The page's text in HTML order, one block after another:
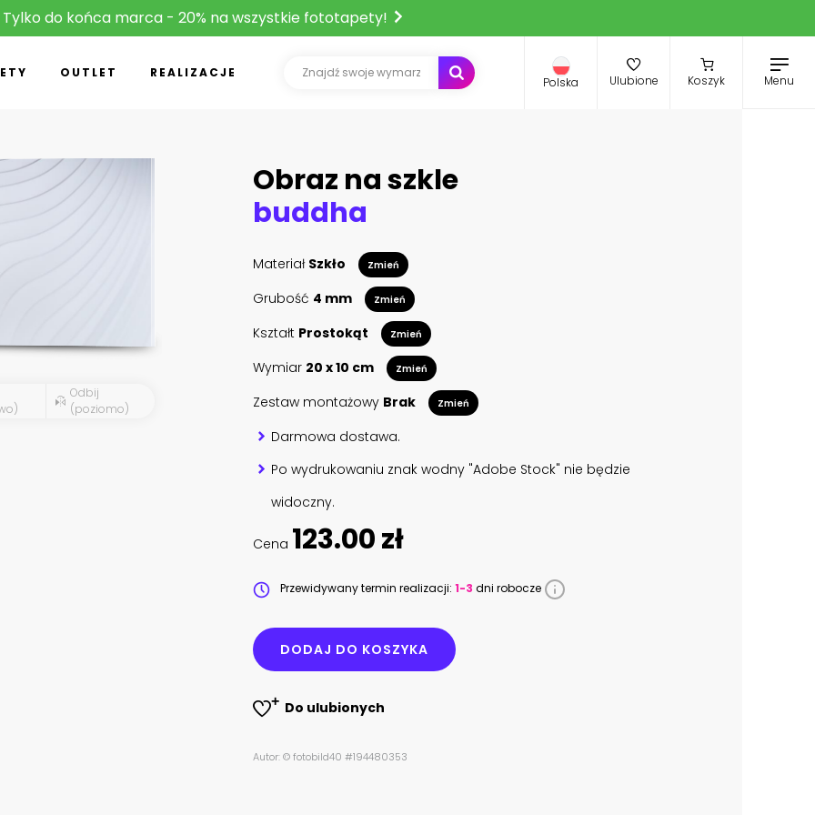
Tylko do końca marca - 20% na wszystkie fototapety!
OUTLET REALIZACJE
Polska Ulubione Koszyk Menu
Odbij
(poziomo)
Obraz na szkle
buddha
Materiał Szkło Zmień
Grubość 4 mm Zmień
Kształt Prostokąt Zmień
Wymiar 20 x 10 cm Zmień
Zestaw montażowy Brak Zmień
Darmowa dostawa.
Po wydrukowaniu znak wodny "Adobe Stock" nie będzie
widoczny.
Cena 123.00 zł
Przewidywany termin realizacji: 1-3 dni robocze
DODAJ DO KOSZYKA
Do ulubionych
Autor: © fotobild40 #194480353